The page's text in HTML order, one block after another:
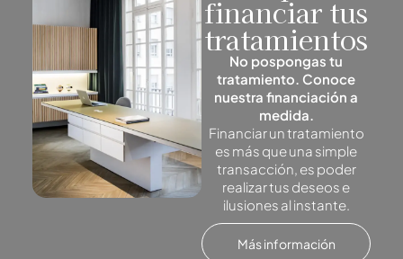
financiar tus
tratamientos
No pospongas tu
tratamiento. Conoce
nuestra financiación a
medida.
Financiar un tratamiento
es más que una simple
transacción, es poder
realizar tus deseos e
ilusiones al instante.
Más información